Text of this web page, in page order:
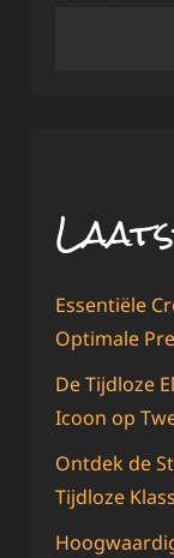
Essentiële
Optimale
De Tijdloze
Icoon op
Ontdek de
Tijdloze